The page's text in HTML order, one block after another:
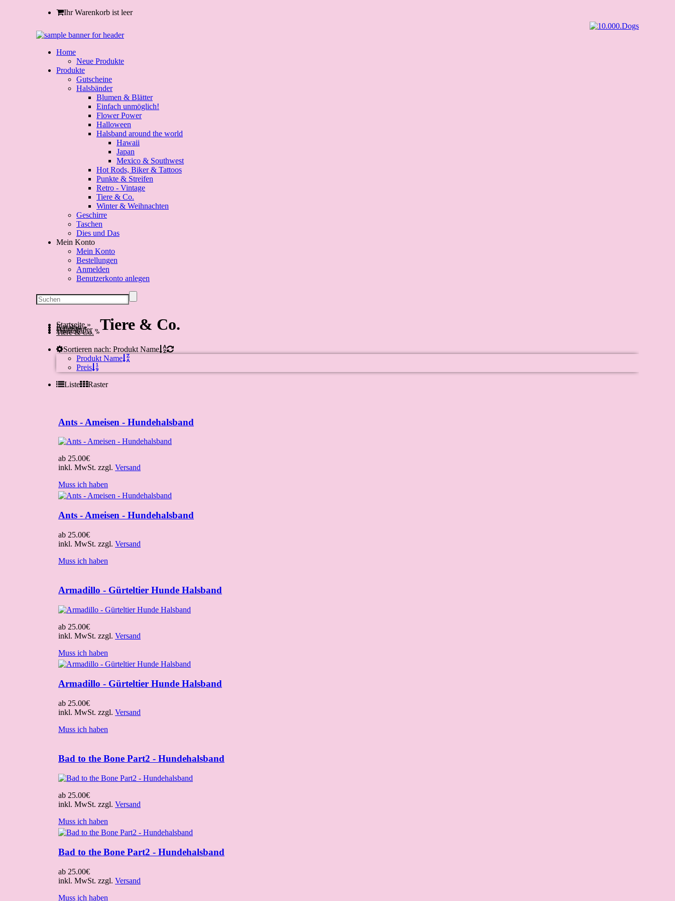
Ihr Warenkorb ist leer
Home
Neue Produkte
Produkte
Gutscheine
Halsbänder
Blumen & Blätter
Einfach unmöglich!
Flower Power
Halloween
Halsband around the world
Hawaii
Japan
Mexico & Southwest
Hot Rods, Biker & Tattoos
Punkte & Streifen
Retro - Vintage
Tiere & Co.
Winter & Weihnachten
Geschirre
Taschen
Dies und Das
Mein Konto
Mein Konto
Bestellungen
Anmelden
Benutzerkonto anlegen
Startseite »
Katalog »
Halsbänder »
Tiere & Co. »Tiere & Co.
Sortieren nach: Produkt Name
Produkt Name
Preis
Liste
Raster
Ants - Ameisen - Hundehalsband
ab 25.00€
inkl. MwSt. zzgl. Versand
Muss ich haben
Ants - Ameisen - Hundehalsband
ab 25.00€
inkl. MwSt. zzgl. Versand
Muss ich haben
Armadillo - Gürteltier Hunde Halsband
ab 25.00€
inkl. MwSt. zzgl. Versand
Muss ich haben
Armadillo - Gürteltier Hunde Halsband
ab 25.00€
inkl. MwSt. zzgl. Versand
Muss ich haben
Bad to the Bone Part2 - Hundehalsband
ab 25.00€
inkl. MwSt. zzgl. Versand
Muss ich haben
Bad to the Bone Part2 - Hundehalsband
ab 25.00€
inkl. MwSt. zzgl. Versand
Muss ich haben